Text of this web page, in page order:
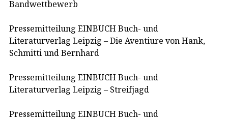
Bandwettbewerb
Pressemitteilung EINBUCH Buch- und
Literaturverlag Leipzig – Die Aventiure von Hank,
Schmitti und Bernhard
Pressemitteilung EINBUCH Buch- und
Literaturverlag Leipzig – Streifjagd
Pressemitteilung EINBUCH Buch- und